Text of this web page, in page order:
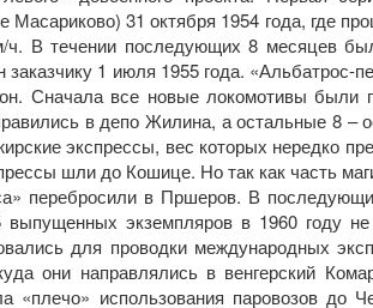
31 октября 1954 года, где
ч. В течении последующих 8 месяцев
1 июля 1955 года. «Альбатрос-
Сначала все новые локомотивы были
в депо Жилина, а остальные 8 –
экспрессы, вес которых нередко
шли до Кошице. Но так как часть
перебросили в Пршеров. В
выпущенных экземпляров в 1960 году
для проводки международных
они направлялись в венгерский
«плечо» использования паровозов до